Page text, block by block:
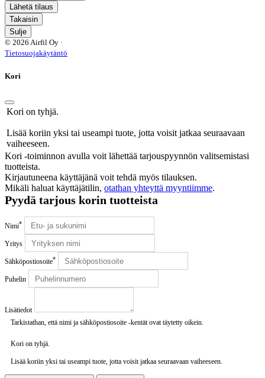
Lähetä tilaus
Takaisin
Sulje
© 2026 Airfil Oy ·
Tietosuojakäytäntö
Kori
Kori on tyhjä.
Lisää koriin yksi tai useampi tuote, jotta voisit jatkaa seuraavaan
vaiheeseen.
Kori -toiminnon avulla voit lähettää tarjouspyynnön valitsemistasi
tuotteista.
Kirjautuneena käyttäjänä voit tehdä myös tilauksen.
Mikäli haluat käyttäjätilin, otathan yhteyttä myyntiimme.
Pyydä tarjous korin tuotteista
Nimi*
Yritys
Sähköpostiosoite*
Puhelin
Lisätiedot
Tarkistathan, että nimi ja sähköpostiosoite -kentät ovat täytetty oikein.
Kori on tyhjä.
Lisää koriin yksi tai useampi tuote, jotta voisit jatkaa seuraavaan vaiheeseen.